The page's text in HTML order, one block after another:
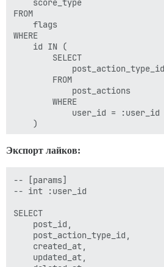
    score_type
FROM
    flags
WHERE
    id IN (
        SELECT
            post_action_type_id
        FROM
            post_actions
        WHERE
            user_id = :user_id
Экспорт лайков:
-- [params]
-- int :user_id
SELECT
    post_id,
    post_action_type_id,
    created_at,
    updated_at,